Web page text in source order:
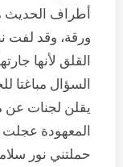
أطراف الحديث
ورقة، وقد لفت
القلق لأنها
السؤال مباغتا
يقلن لجنات عن
المعهودة
حملتني نور